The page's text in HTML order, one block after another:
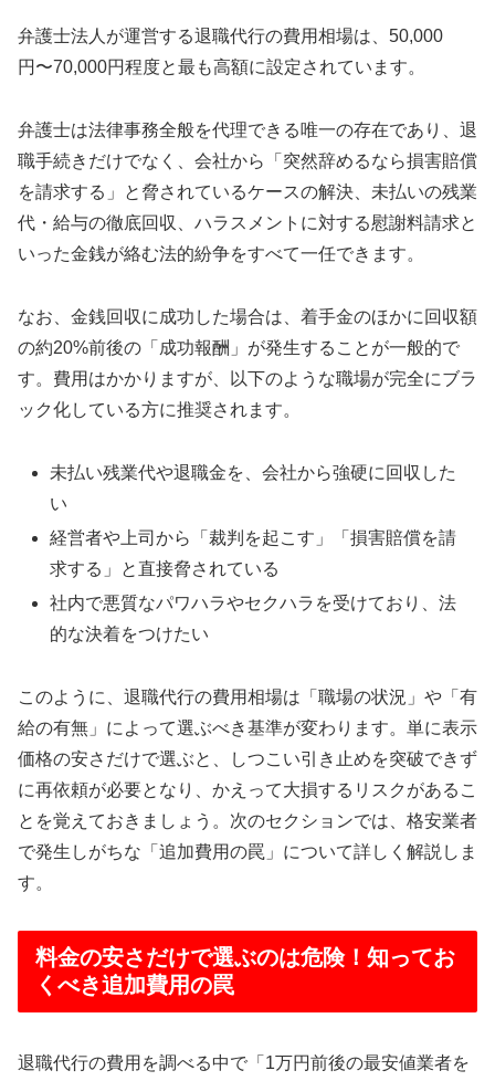
弁護士法人が運営する退職代行の費用相場は、50,000
円〜70,000円程度と最も高額に設定されています。
弁護士は法律事務全般を代理できる唯一の存在であり、退
職手続きだけでなく、会社から「突然辞めるなら損害賠償
を請求する」と脅されているケースの解決、未払いの残業
代・給与の徹底回収、ハラスメントに対する慰謝料請求と
いった金銭が絡む法的紛争をすべて一任できます。
なお、金銭回収に成功した場合は、着手金のほかに回収額
の約20%前後の「成功報酬」が発生することが一般的で
す。費用はかかりますが、以下のような職場が完全にブラ
ック化している方に推奨されます。
未払い残業代や退職金を、会社から強硬に回収した
い
経営者や上司から「裁判を起こす」「損害賠償を請
求する」と直接脅されている
社内で悪質なパワハラやセクハラを受けており、法
的な決着をつけたい
このように、退職代行の費用相場は「職場の状況」や「有
給の有無」によって選ぶべき基準が変わります。単に表示
価格の安さだけで選ぶと、しつこい引き止めを突破できず
に再依頼が必要となり、かえって大損するリスクがあるこ
とを覚えておきましょう。次のセクションでは、格安業者
で発生しがちな「追加費用の罠」について詳しく解説しま
す。
料金の安さだけで選ぶのは危険！知ってお
くべき追加費用の罠
退職代行の費用を調べる中で「1万円前後の最安値業者を